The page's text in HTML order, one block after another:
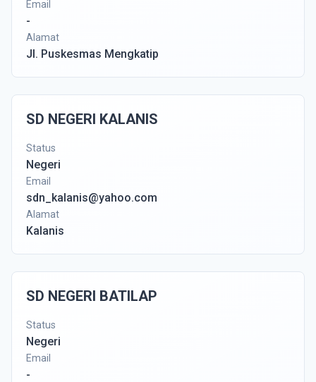
Email
-
Alamat
Jl. Puskesmas Mengkatip
SD NEGERI KALANIS
Status
Negeri
Email
sdn_kalanis@yahoo.com
Alamat
Kalanis
SD NEGERI BATILAP
Status
Negeri
Email
-